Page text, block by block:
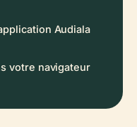
Audiala
votre navigateur